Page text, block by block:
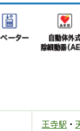
王寺駅 ・